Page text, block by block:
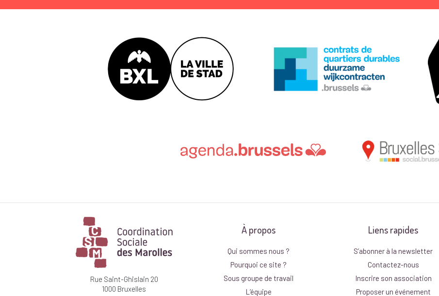
Rue Saint-Ghislain 20
1000 Bruxelles
À propos
Qui sommes nous ?
Pourquoi ce site ?
Sous groupe de travail
L’équipe
Liens rapides
S’abonner à la newsletter
Contactez-nous
Inscrire son association
Proposer un événement